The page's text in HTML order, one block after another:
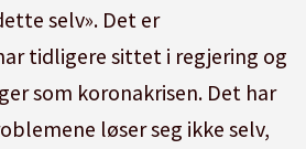
selv». Det er
tidligere sittet i regjering og
som koronakrisen. Det har
løser seg ikke selv,